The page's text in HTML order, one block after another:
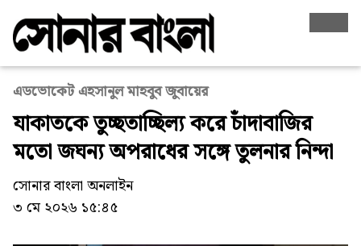
এডভোকেট এহসানুল মাহবুব জুবায়ের
যাকাতকে তুচ্ছতাচ্ছিল্য করে চাঁদাবাজির
মতো জঘন্য অপরাধের সঙ্গে তুলনার নিন্দা
সোনার বাংলা অনলাইন
৩ মে ২০২৬ ১৫:৪৫